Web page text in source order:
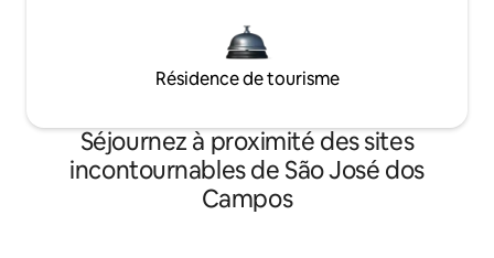
Résidence de tourisme
Séjournez à proximité des sites
incontournables de São José dos
Campos